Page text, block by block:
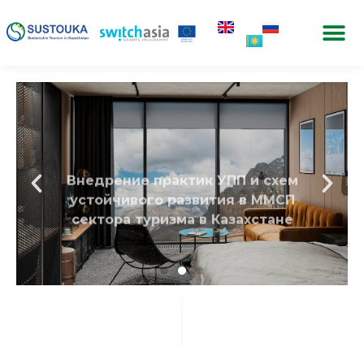
Внедрение практик УПП и схем
устойчивого развития в ММСП
сектора туризма в Казахстане